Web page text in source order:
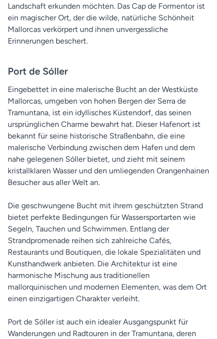
Landschaft erkunden möchten. Das Cap de Formentor ist
ein magischer Ort, der die wilde, natürliche Schönheit
Mallorcas verkörpert und ihnen unvergessliche
Erinnerungen beschert.
Port de Sóller
Eingebettet in eine malerische Bucht an der Westküste
Mallorcas, umgeben von hohen Bergen der Serra de
Tramuntana, ist ein idyllisches Küstendorf, das seinen
ursprünglichen Charme bewahrt hat. Dieser Hafenort ist
bekannt für seine historische Straßenbahn, die eine
malerische Verbindung zwischen dem Hafen und dem
nahe gelegenen Sóller bietet, und zieht mit seinem
kristallklaren Wasser und den umliegenden Orangenhainen
Besucher aus aller Welt an.
Die geschwungene Bucht mit ihrem geschützten Strand
bietet perfekte Bedingungen für Wassersportarten wie
Segeln, Tauchen und Schwimmen. Entlang der
Strandpromenade reihen sich zahlreiche Cafés,
Restaurants und Boutiquen, die lokale Spezialitäten und
Kunsthandwerk anbieten. Die Architektur ist eine
harmonische Mischung aus traditionellen
mallorquinischen und modernen Elementen, was dem Ort
einen einzigartigen Charakter verleiht.
Port de Sóller ist auch ein idealer Ausgangspunkt für
Wanderungen und Radtouren in der Tramuntana, deren